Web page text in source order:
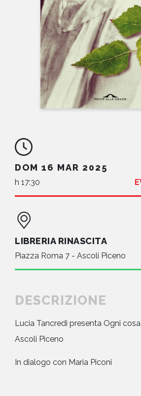
CONTATTI
DOM 16 MAR 2025
h 17:30
LIBRERIA RINASCITA
Piazza Roma 7 - Ascoli Piceno
DESCRIZIONE
Lucia Tancredi presenta Ogni
Ascoli Piceno
In dialogo con Maria Piconi